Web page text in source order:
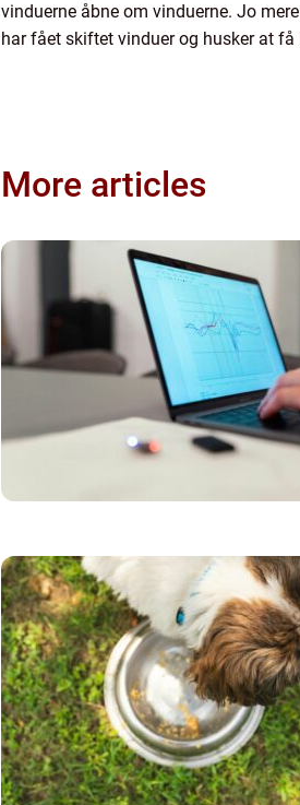
vinduerne åbne om vinduerne. Jo
har fået skiftet vinduer og husker at få
More articles